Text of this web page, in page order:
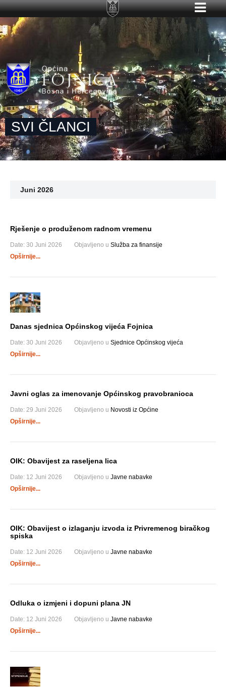
SVI ČLANCI
Juni 2026
Rješenje o produženom radnom vremenu
Date: 30 Juni 2026 Objavljeno u Služba za finansije
Opširnije...
Danas sjednica Općinskog vijeća Fojnica
Date: 30 Juni 2026 Objavljeno u Sjednice Općinskog vijeća
Opširnije...
Javni oglas za imenovanje Općinskog pravobranioca
Date: 29 Juni 2026 Objavljeno u Novosti iz Općine
Opširnije...
OIK: Obavijest za raseljena lica
Date: 12 Juni 2026 Objavljeno u Javne nabavke
Opširnije...
OIK: Obavijest o izlaganju izvoda iz Privremenog biračkog
spiska
Date: 12 Juni 2026 Objavljeno u Javne nabavke
Opširnije...
Odluka o izmjeni i dopuni plana JN
Date: 12 Juni 2026 Objavljeno u Javne nabavke
Opširnije...